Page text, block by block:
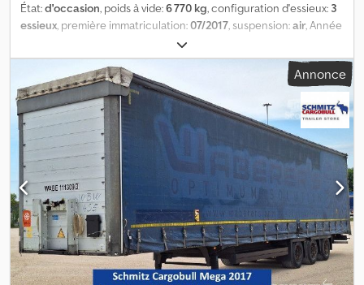
État:d'occasion, poids à vide:6 770 kg, configuration d'essieux: 3
essieux, première immatriculation:07/2017, suspension:air, Année
, type d'engrenage:
Équipement:ABS, Poids à vide : 6 770 kg, suspension
pneumatique, protection arrière anti-encastrement, système de
freinage électronique (EBS), prises 1x15 et 2x7 pôles, système
antispray. Retrouvez un aperçu de tous les véhicules disponibles
sur notre site web. Besoin d'un financement ? Nous proposons
des solutions de financement personnalisées, des contrats de
service complet et des services télématiques. Nous serons
heureux de vous conseiller personnellement. Dedpfeztgy Iex Al
Sjck
Annonce